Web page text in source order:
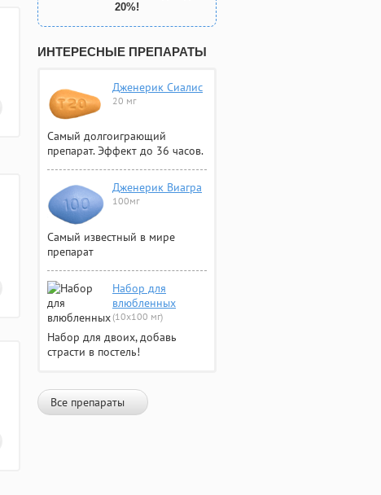
20%!
ИНТЕРЕСНЫЕ ПРЕПАРАТЫ
Дженерик Сиалис
20 мг
Самый долгоиграющий
препарат. Эффект до 36 часов.
Дженерик Виагра
100мг
Самый известный в мире
препарат
Набор для
влюбленных
(10х100 мг)
Набор для двоих, добавь
страсти в постель!
Все препараты